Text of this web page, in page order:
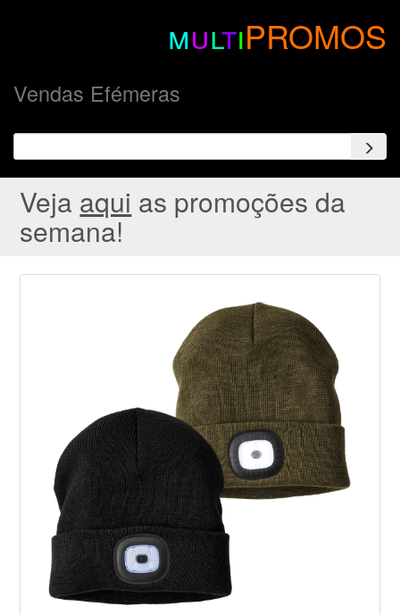
multiPROMOS
Vendas Efémeras
Veja aqui as promoções da
semana!